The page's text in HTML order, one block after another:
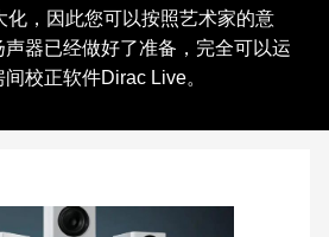
化，因此您可以按照艺术家的意
器已经做好了准备，完全可以运
校正软件Dirac Live。